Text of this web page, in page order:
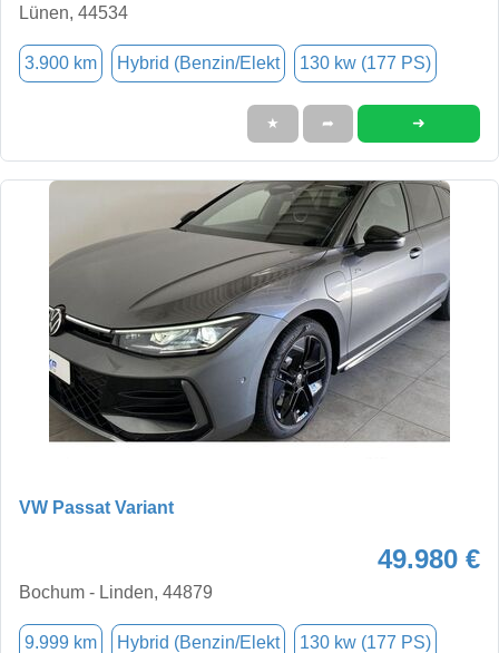
Lünen, 44534
3.900 km Hybrid (Benzin/Elekt 130 kw (177 PS)
★ ➦ ➜
VW Passat Variant
49.980 €
Bochum - Linden, 44879
9.999 km Hybrid (Benzin/Elekt 130 kw (177 PS)